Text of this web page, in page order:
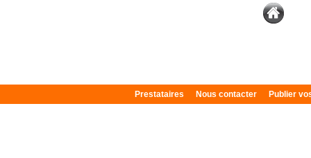
Prestataires Nous contacter Publier